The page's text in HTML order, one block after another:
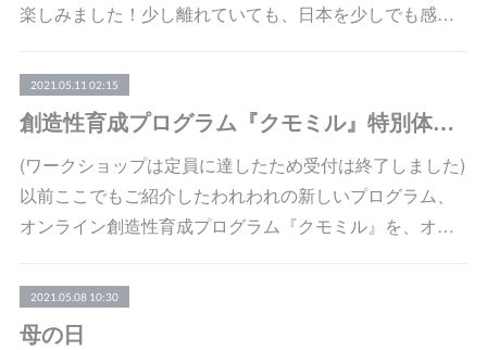
楽しみました！少し離れていても、日本を少しでも感…
2021.05.11 02:15
創造性育成プログラム『クモミル』特別体験ワークショップ開催のお知らせ
(ワークショップは定員に達したため受付は終了しました)
以前ここでもご紹介したわれわれの新しいプログラム、
オンライン創造性育成プログラム『クモミル』を、オ…
2021.05.08 10:30
母の日